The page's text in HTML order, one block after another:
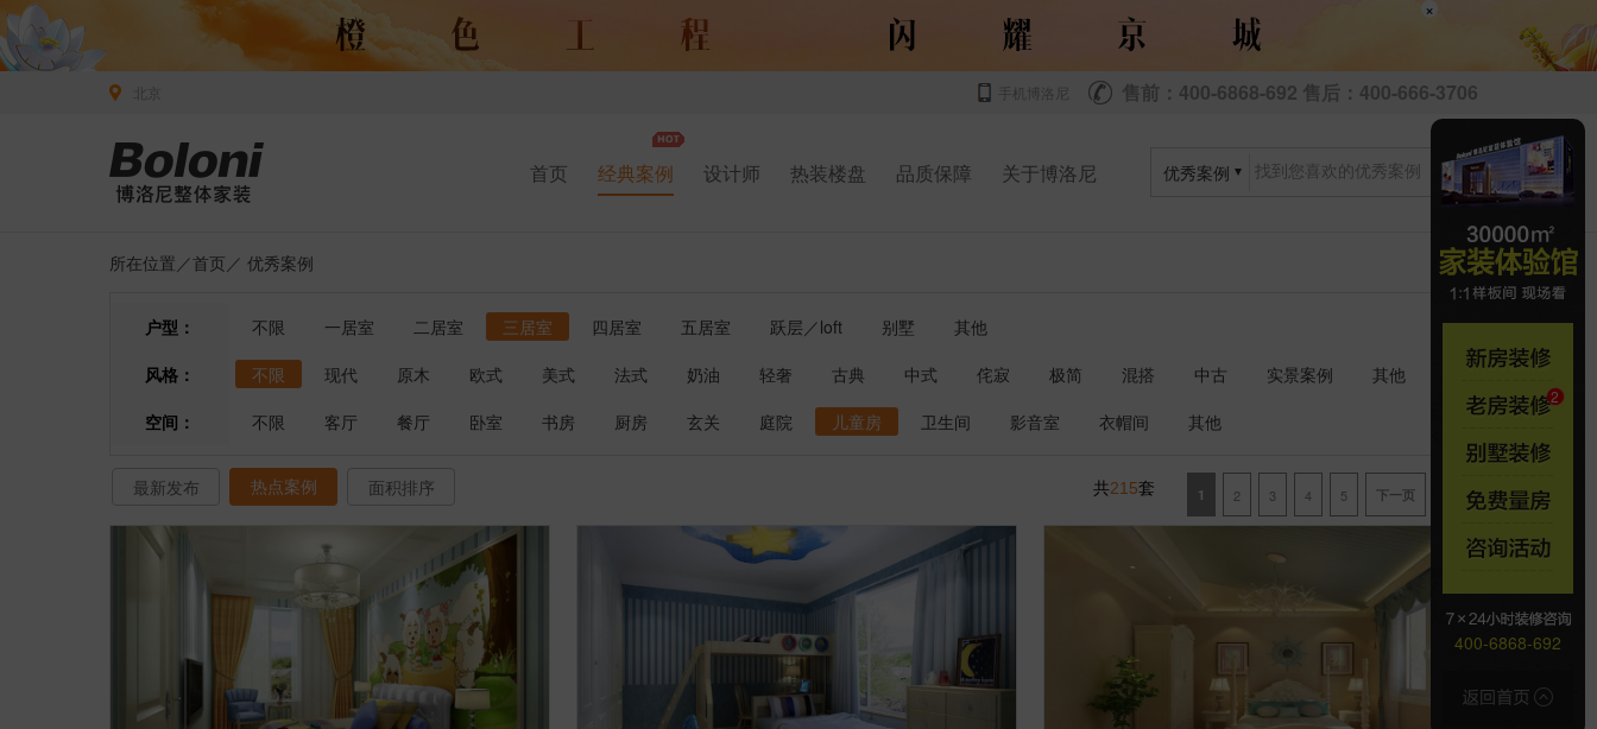
×
手机博洛尼 售前：400-6868-692 售后：400-666-3706
首页 经典案例 设计师 热装楼盘 品质保障 关于博洛尼 优秀案例
所在位置／首页 ／ 优秀案例
户型： 不限 一居室 二居室 三居室 四居室 五居室 跃层／loft 别墅
其他
风格：
不限 现代 原木 欧式 美式 法式 奶油 轻奢 古典 中式 侘寂 极简 混搭 中古 实景案例
其他
空间：
不限 客厅 餐厅 卧室 书房 厨房 玄关 庭院 儿童房 卫生间 影音室 衣帽间 其他
最新发布 热点案例 面积排序 共215套 1 2 3 4 5 下一页 尾页
400-6868-692